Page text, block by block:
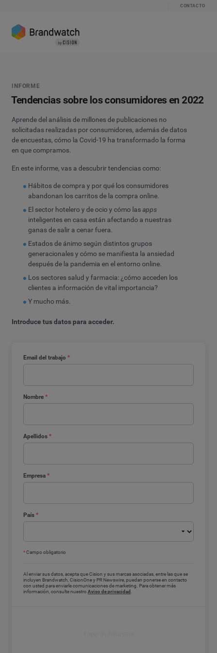
CONTACTO
Email del trabajo *
Nombre *
Apellidos *
Empresa *
País *
*Campo obligatorio
Al enviar sus datos, acepta que Cision y sus marcas asociadas, entre las que se
incluyen Brandwatch, CisionOne y PR Newswire, puedan ponerse en contacto
con usted para enviarle comunicaciones de marketing. Para obtener más
información, consulte nuestro Aviso de privacidad
INFORME
Tendencias sobre los consumidores en 2022
Aprende del análisis de millones de publicaciones no
solicitadas realizadas por consumidores, además de datos
de encuestas, cómo la Covid-19 ha transformado la forma
en que compramos.
En este informe, vas a descubrir tendencias como:
Hábitos de compra y por qué los consumidores
abandonan los carritos de la compra online.
El sector hotelero y de ocio y cómo lasapps
inteligentes en casa están afectando a nuestras
ganas de salir a cenar fuera.
Estados de ánimo según distintos grupos
generacionales y cómo se manifiesta la ansiedad
después de la pandemia en el entorno online.
Los sectores salud y farmacia: ¿cómo acceden los
clientes a información de vital importancia?
Y mucho más.
Introduce tus datos para acceder.